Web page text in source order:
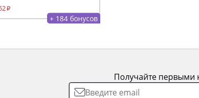
+ 184 бонусов
Получайте